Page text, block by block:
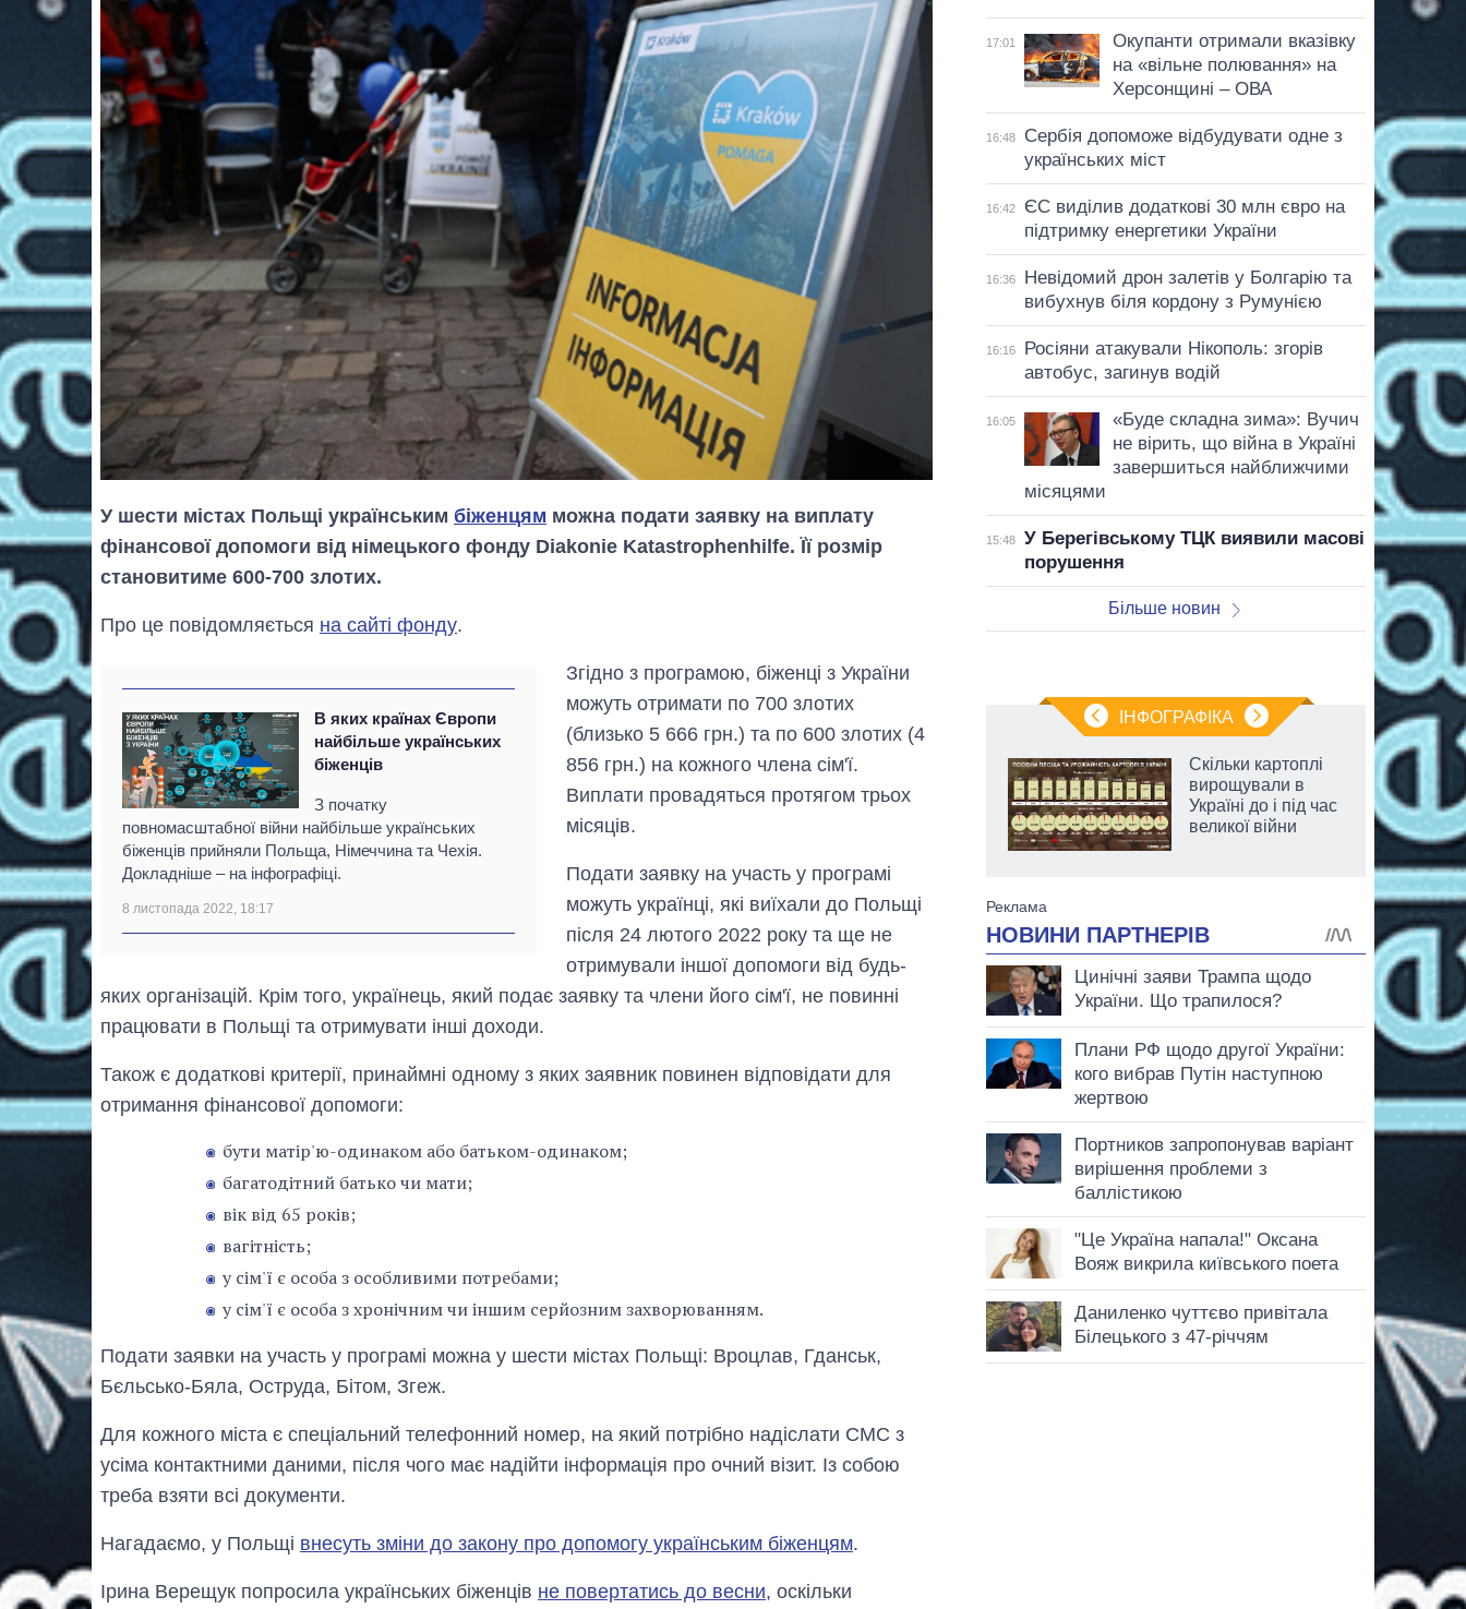
У шести містах Польщі українським біженцям можна подати заявку на виплату
фінансової допомоги від німецького фонду Diakonie Katastrophenhilfe. Її розмір
становитиме 600-700 злотих.
Про це повідомляється на сайті фонду.
В яких країнах Європи
найбільше українських
біженців
З початку
повномасштабної війни найбільше українських
біженців прийняли Польща, Німеччина та Чехія.
Докладніше – на інфографіці.
8 листопада 2022, 18:17
Згідно з програмою, біженці з України
можуть отримати по 700 злотих
(близько 5 666 грн.) та по 600 злотих (4
856 грн.) на кожного члена сім'ї.
Виплати провадяться протягом трьох
місяців.
Подати заявку на участь у програмі
можуть українці, які виїхали до Польщі
після 24 лютого 2022 року та ще не
отримували іншої допомоги від будь-
яких організацій. Крім того, українець, який подає заявку та члени його сім'ї, не повинні
працювати в Польщі та отримувати інші доходи.
Також є додаткові критерії, принаймні одному з яких заявник повинен відповідати для
отримання фінансової допомоги:
бути матір'ю-одинаком або батьком-одинаком;
багатодітний батько чи мати;
вік від 65 років;
вагітність;
у сім'ї є особа з особливими потребами;
у сім'ї є особа з хронічним чи іншим серйозним захворюванням.
Подати заявки на участь у програмі можна у шести містах Польщі: Вроцлав, Гданськ,
Бєльсько-Бяла, Оструда, Бітом, Згеж.
Для кожного міста є спеціальний телефонний номер, на який потрібно надіслати СМС з
усіма контактними даними, після чого має надійти інформація про очний візит. Із собою
треба взяти всі документи.
Нагадаємо, у Польщі внесуть зміни до закону про допомогу українським біженцям.
Ірина Верещук попросила українських біженців не повертатись до весни, оскільки
17:01
Окупанти отримали вказівку
на «вільне полювання» на
Херсонщині – ОВА
16:48
Сербія допоможе відбудувати одне з
українських міст
16:42
ЄС виділив додаткові 30 млн євро на
підтримку енергетики України
16:36
Невідомий дрон залетів у Болгарію та
вибухнув біля кордону з Румунією
16:16
Росіяни атакували Нікополь: згорів
автобус, загинув водій
16:05
«Буде складна зима»: Вучич
не вірить, що війна в Україні
завершиться найближчими
місяцями
15:48
У Берегівському ТЦК виявили масові
порушення
Більше новин
ІНФОГРАФІКА
Як за 10 років
вступників на
аспірантуру
Скільки картоплі
вирощували в
Україні до і під час
великої війни